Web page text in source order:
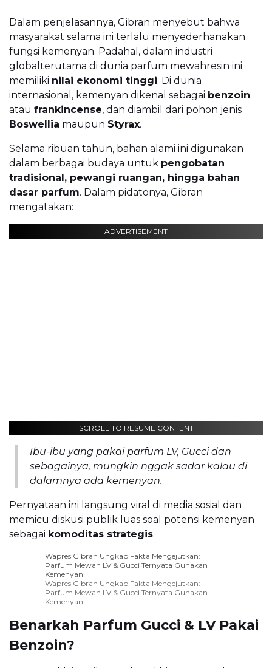
Dalam penjelasannya, Gibran menyebut bahwa
masyarakat selama ini terlalu menyederhanakan
fungsi kemenyan. Padahal, dalam industri
globalterutama di dunia parfum mewahresin ini
memiliki nilai ekonomi tinggi. Di dunia
internasional, kemenyan dikenal sebagai benzoin
atau frankincense, dan diambil dari pohon jenis
Boswellia maupun Styrax.
Selama ribuan tahun, bahan alami ini digunakan
dalam berbagai budaya untuk pengobatan
tradisional, pewangi ruangan, hingga bahan
dasar parfum. Dalam pidatonya, Gibran
mengatakan:
ADVERTISEMENT
SCROLL TO RESUME CONTENT
Ibu-ibu yang pakai parfum LV, Gucci dan
sebagainya, mungkin nggak sadar kalau di
dalamnya ada kemenyan.
Pernyataan ini langsung viral di media sosial dan
memicu diskusi publik luas soal potensi kemenyan
sebagai komoditas strategis.
Wapres Gibran Ungkap Fakta Mengejutkan:
Parfum Mewah LV & Gucci Ternyata Gunakan
Kemenyan!
Wapres Gibran Ungkap Fakta Mengejutkan:
Parfum Mewah LV & Gucci Ternyata Gunakan
Kemenyan!
Benarkah Parfum Gucci & LV Pakai
Benzoin?